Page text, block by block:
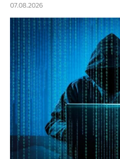
07.08.2026